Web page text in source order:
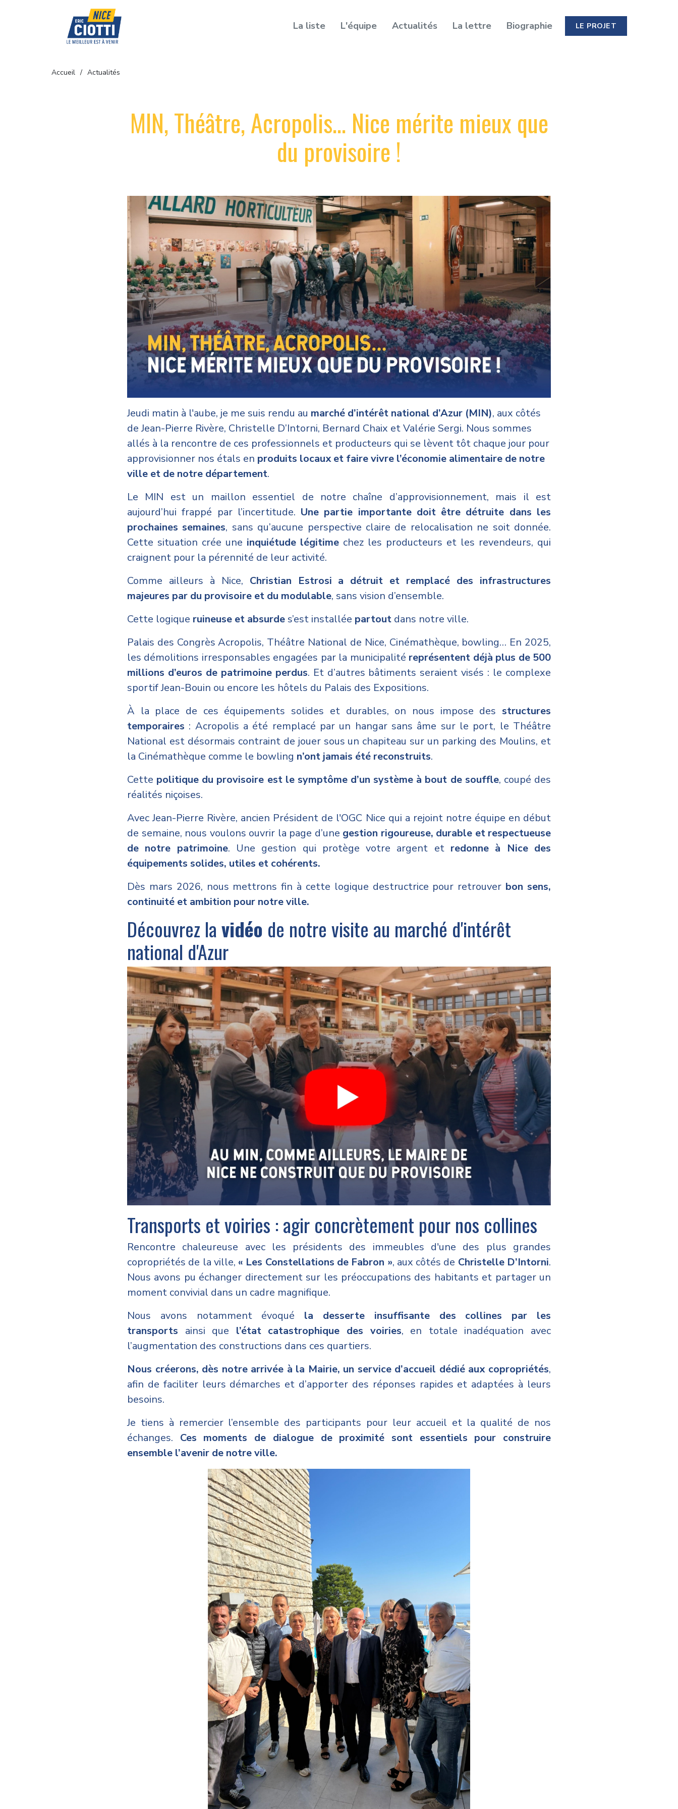
La liste L'équipe Actualités La lettre Biographie LE PROJET
Accueil Actualités
MIN, Théâtre, Acropolis... Nice mérite mieux que
du provisoire !
Jeudi matin à l'aube, je me suis rendu au marché d’intérêt national d’Azur (MIN), aux côtés
de Jean-Pierre Rivère, Christelle D’Intorni, Bernard Chaix et Valérie Sergi. Nous sommes
allés à la rencontre de ces professionnels et producteurs qui se lèvent tôt chaque jour pour
approvisionner nos étals en produits locaux et faire vivre l’économie alimentaire de notre
ville et de notre département.
Le MIN est un maillon essentiel de notre chaîne d’approvisionnement, mais il est
aujourd’hui frappé par l’incertitude. Une partie importante doit être détruite dans les
prochaines semaines, sans qu’aucune perspective claire de relocalisation ne soit donnée.
Cette situation crée une inquiétude légitime chez les producteurs et les revendeurs, qui
craignent pour la pérennité de leur activité.
Comme ailleurs à Nice, Christian Estrosi a détruit et remplacé des infrastructures
majeures par du provisoire et du modulable, sans vision d’ensemble.
Cette logique ruineuse et absurdes’est installée partout dans notre ville.
Palais des Congrès Acropolis, Théâtre National de Nice, Cinémathèque, bowling… En 2025,
les démolitions irresponsables engagées par la municipalité représentent déjà plus de 500
millions d’euros de patrimoine perdus. Et d’autres bâtiments seraient visés : le complexe
sportif Jean-Bouin ou encore les hôtels du Palais des Expositions.
À la place de ces équipements solides et durables, on nous impose des structures
temporaires : Acropolis a été remplacé par un hangar sans âme sur le port, le Théâtre
National est désormais contraint de jouer sous un chapiteau sur un parking des Moulins, et
la Cinémathèque comme le bowling n’ont jamais été reconstruits.
Cette politique du provisoire est le symptôme d’un système à bout de souffle, coupé des
réalités niçoises.
Avec Jean-Pierre Rivère, ancien Président de l'OGC Nice qui a rejoint notre équipe en début
de semaine, nous voulons ouvrir la page d’une gestion rigoureuse, durable et respectueuse
de notre patrimoine. Une gestion qui protège votre argent et redonne à Nice des
équipements solides, utiles et cohérents.
Dès mars 2026, nous mettrons fin à cette logique destructrice pour retrouver bon sens,
continuité et ambition pour notre ville.
Découvrez lavidéo de notre visite au marché d'intérêt
national d'Azur
Transports et voiries : agir concrètement pour nos collines
Rencontre chaleureuse avec les présidents des immeubles d'une des plus grandes
copropriétés de la ville, « Les Constellations de Fabron », aux côtés de Christelle D’Intorni.
Nous avons pu échanger directement sur les préoccupations des habitants et partager un
moment convivial dans un cadre magnifique.
Nous avons notamment évoqué la desserte insuffisante des collines par les
transports ainsi que l’état catastrophique des voiries, en totale inadéquation avec
l’augmentation des constructions dans ces quartiers.
Nous créerons, dès notre arrivée à la Mairie, un service d’accueil dédié aux copropriétés,
afin de faciliter leurs démarches et d’apporter des réponses rapides et adaptées à leurs
besoins.
Je tiens à remercier l’ensemble des participants pour leur accueil et la qualité de nos
échanges. Ces moments de dialogue de proximité sont essentiels pour construire
ensemble l’avenir de notre ville.